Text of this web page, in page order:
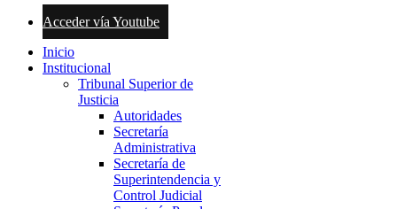
Acceder vía Youtube
Inicio
Institucional
Tribunal Superior de
Justicia
Autoridades
Secretaría
Administrativa
Secretaría de
Superintendencia y
Control Judicial